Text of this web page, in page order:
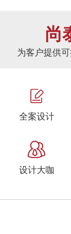
尚
为客户提供
全案设计
设计大咖